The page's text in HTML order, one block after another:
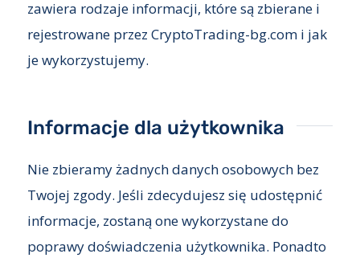
zawiera rodzaje informacji, które są zbierane i
rejestrowane przez CryptoTrading-bg.com i jak
je wykorzystujemy.
Informacje dla użytkownika
Nie zbieramy żadnych danych osobowych bez
Twojej zgody. Jeśli zdecydujesz się udostępnić
informacje, zostaną one wykorzystane do
poprawy doświadczenia użytkownika. Ponadto